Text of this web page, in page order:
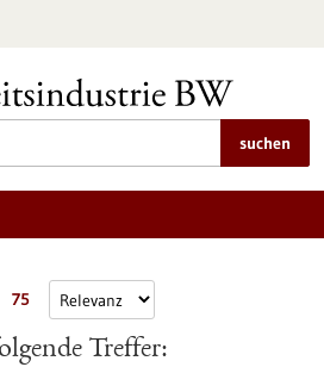
suchen
75
Treffer: